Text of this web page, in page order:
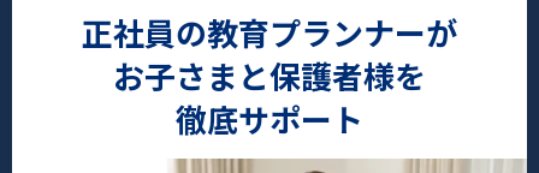
正社員の教育プランナーが
お子さまと保護者様を
徹底サポート